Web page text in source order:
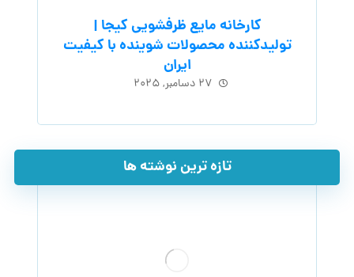
کارخانه مایع ظرفشویی کیجا |
تولیدکننده محصولات شوینده با کیفیت
ایران
۲۷ دسامبر, ۲۰۲۵
تازه ترین نوشته ها